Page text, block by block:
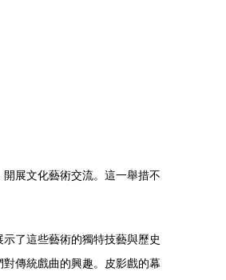
展文化藝術交流。這一舉措不
了這些藝術的獨特技藝與歷史
傳統戲曲的興趣。皮影戲的幕